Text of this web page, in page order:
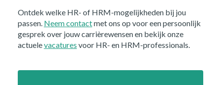
Nieuws
Kennis
Ontdek welke HR- of HRM-mogelijkheden bij jou
passen. Neem contactmet ons op voor een persoonlijk
gesprek over jouw carrièrewensen en bekijk onze
actuelevacatures voor HR- en HRM-professionals.